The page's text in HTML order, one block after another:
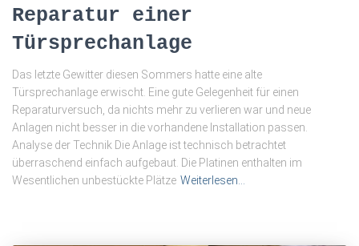
Reparatur einer
Türsprechanlage
Das letzte Gewitter diesen Sommers hatte eine alte
Türsprechanlage erwischt. Eine gute Gelegenheit für einen
Reparaturversuch, da nichts mehr zu verlieren war und neue
Anlagen nicht besser in die vorhandene Installation passen.
Analyse der Technik Die Anlage ist technisch betrachtet
überraschend einfach aufgebaut. Die Platinen enthalten im
Wesentlichen unbestückte Plätze Weiterlesen…